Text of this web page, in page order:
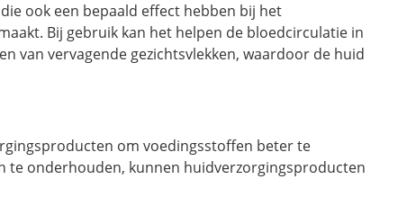
ook een bepaald effect hebben bij het
Bij gebruik kan het helpen de bloedcirculatie in
van vervagende gezichtsvlekken, waardoor de huid
om voedingsstoffen beter te
te onderhouden, kunnen huidverzorgingsproducten